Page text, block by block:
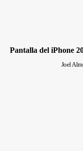
Pantalla del iPhone
Joel